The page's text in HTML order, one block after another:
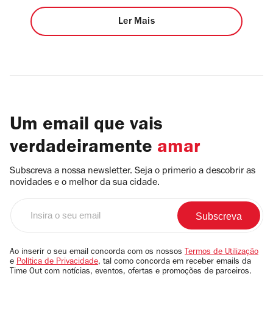
Ler Mais
Um email que vais
verdadeiramente amar
Subscreva a nossa newsletter. Seja o primerio a descobrir as
novidades e o melhor da sua cidade.
email
Ao inserir o seu email concorda com os nossos Termos de Utilização
e Política de Privacidade, tal como concorda em receber emails da
Time Out com notícias, eventos, ofertas e promoções de parceiros.